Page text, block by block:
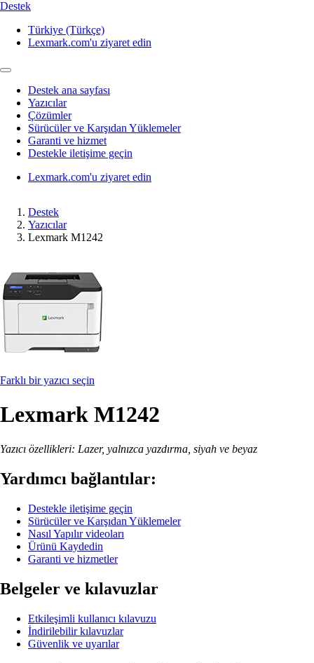
Destek
Türkiye (Türkçe)
Lexmark.com'u ziyaret edin
Destek ana sayfası
Yazıcılar
Çözümler
Sürücüler ve Karşıdan Yüklemeler
Garanti ve hizmet
Destekle iletişime geçin
Lexmark.com'u ziyaret edin
Destek
Yazıcılar
Lexmark M1242
Farklı bir yazıcı seçin
Lexmark M1242
Yazıcı özellikleri: Lazer, yalnızca yazdırma, siyah ve beyaz
Yardımcı bağlantılar:
Destekle iletişime geçin
Sürücüler ve Karşıdan Yüklemeler
Nasıl Yapılır videoları
Ürünü Kaydedin
Garanti ve hizmetler
Belgeler ve kılavuzlar
Etkileşimli kullanıcı kılavuzu
İndirilebilir kılavuzlar
Güvenlik ve uyarılar